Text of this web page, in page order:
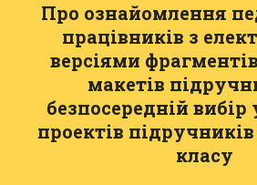
Про ознайомлення
працівників з
версіями
макетів
безпосередній
проектів
класу